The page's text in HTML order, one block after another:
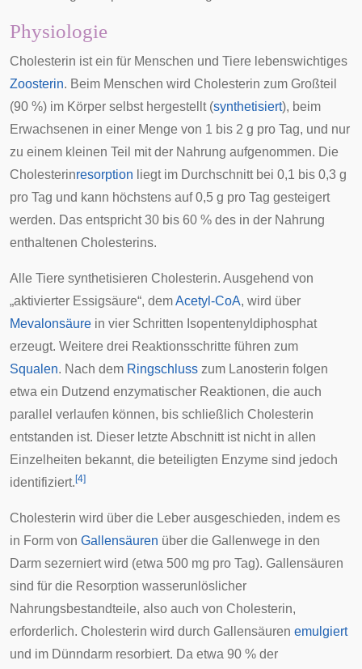
Physiologie
Cholesterin ist ein für Menschen und Tiere lebenswichtiges
Zoosterin. Beim Menschen wird Cholesterin zum Großteil
(90 %) im Körper selbst hergestellt (synthetisiert), beim
Erwachsenen in einer Menge von 1 bis 2 g pro Tag, und nur
zu einem kleinen Teil mit der Nahrung aufgenommen. Die
Cholesterinresorption liegt im Durchschnitt bei 0,1 bis 0,3 g
pro Tag und kann höchstens auf 0,5 g pro Tag gesteigert
werden. Das entspricht 30 bis 60 % des in der Nahrung
enthaltenen Cholesterins.
Alle Tiere synthetisieren Cholesterin. Ausgehend von
„aktivierter Essigsäure“, demAcetyl-CoA, wird über
Mevalonsäure in vier Schritten Isopentenyldiphosphat
erzeugt. Weitere drei Reaktionsschritte führen zum
Squalen. Nach dem Ringschluss zum Lanosterin folgen
etwa ein Dutzend enzymatischer Reaktionen, die auch
parallel verlaufen können, bis schließlich Cholesterin
entstanden ist. Dieser letzte Abschnitt ist nicht in allen
Einzelheiten bekannt, die beteiligten Enzyme sind jedoch
identifiziert. [4]
Cholesterin wird über die Leber ausgeschieden, indem es
in Form von Gallensäuren über die Gallenwege in den
Darm sezerniertwird (etwa 500 mg pro Tag). Gallensäuren
sind für die Resorption wasserunlöslicher
Nahrungsbestandteile, also auch von Cholesterin,
erforderlich. Cholesterin wird durch Gallensäuren emulgiert
und im Dünndarm resorbiert. Da etwa 90 % der